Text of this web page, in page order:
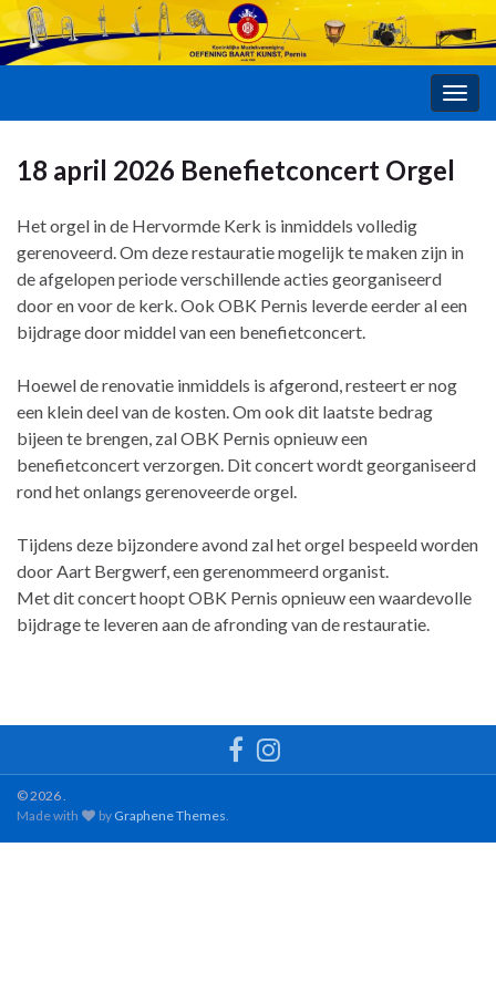
18 april 2026 Benefietconcert Orgel
Het orgel in de Hervormde Kerk is inmiddels volledig
gerenoveerd. Om deze restauratie mogelijk te maken zijn in
de afgelopen periode verschillende acties georganiseerd
door en voor de kerk. Ook OBK Pernis leverde eerder al een
bijdrage door middel van een benefietconcert.
Hoewel de renovatie inmiddels is afgerond, resteert er nog
een klein deel van de kosten. Om ook dit laatste bedrag
bijeen te brengen, zal OBK Pernis opnieuw een
benefietconcert verzorgen. Dit concert wordt georganiseerd
rond het onlangs gerenoveerde orgel.
Tijdens deze bijzondere avond zal het orgel bespeeld worden
door Aart Bergwerf, een gerenommeerd organist.
Met dit concert hoopt OBK Pernis opnieuw een waardevolle
bijdrage te leveren aan de afronding van de restauratie.
© 2026 .
Made with
by Graphene Themes.